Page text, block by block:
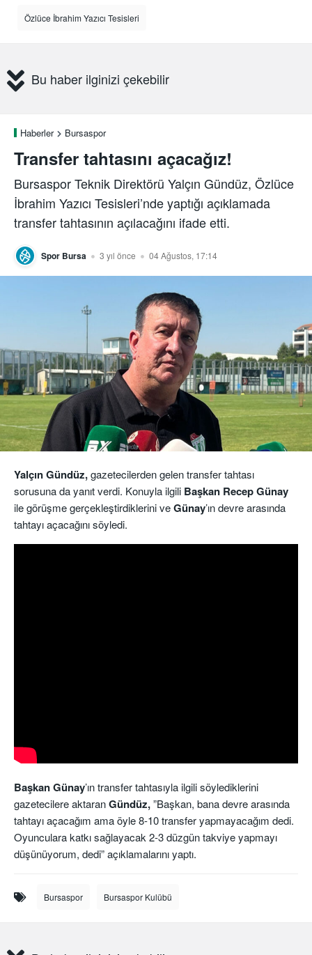
Özlüce İbrahim Yazıcı Tesisleri
Bu haber ilginizi çekebilir
Haberler Bursaspor
Transfer tahtasını açacağız!
Bursaspor Teknik Direktörü Yalçın Gündüz, Özlüce
İbrahim Yazıcı Tesisleri’nde yaptığı açıklamada
transfer tahtasının açılacağını ifade etti.
Spor Bursa 3 yıl önce 04 Ağustos, 17:14
Yalçın Gündüz,gazetecilerden gelen transfer tahtası
sorusuna da yanıt verdi. Konuyla ilgili Başkan Recep Günay
ile görüşme gerçekleştirdiklerini veGünay’ın devre arasında
tahtayı açacağını söyledi.
Başkan Günay’ın transfer tahtasıyla ilgili söylediklerini
gazetecilere aktaranGündüz,”Başkan, bana devre arasında
tahtayı açacağım ama öyle 8-10 transfer yapmayacağım dedi.
Oyunculara katkı sağlayacak 2-3 düzgün takviye yapmayı
düşünüyorum, dedi” açıklamalarını yaptı.
Bursaspor Bursaspor Kulübü